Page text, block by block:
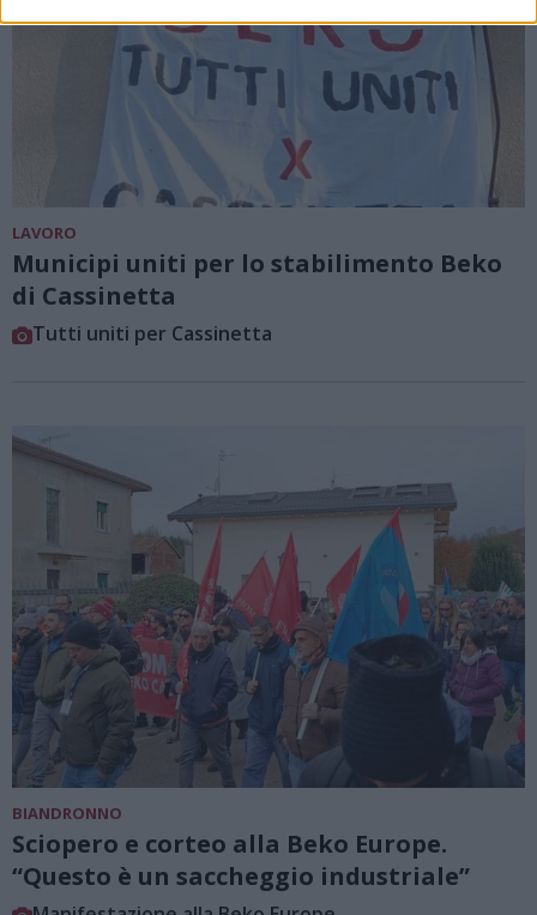
LAVORO
Municipi uniti per lo stabilimento Beko
di Cassinetta
Tutti uniti per Cassinetta
BIANDRONNO
Sciopero e corteo alla Beko Europe.
“Questo è un saccheggio industriale”